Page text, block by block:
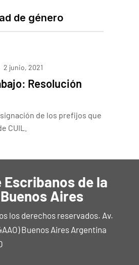
de género
2 junio, 2021
Resolución
de los prefijos que
CUIL.
Escribanos de la
Aires
los derechos reservados. Av.
Buenos Aires Argentina